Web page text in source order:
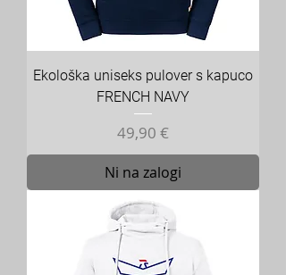
Ekološka uniseks pulover s kapuco
FRENCH NAVY
Cena
49,90 €
Ni na zalogi